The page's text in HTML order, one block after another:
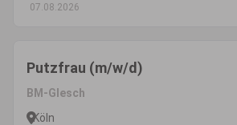
07.08.2026
Putzfrau (m/w/d)
BM-Glesch
Köln